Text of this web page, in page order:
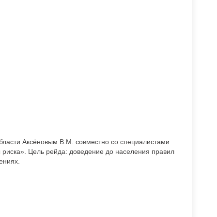
Аксёновым В.М. совместно со специалистами
Цель рейда: доведение до населения правил